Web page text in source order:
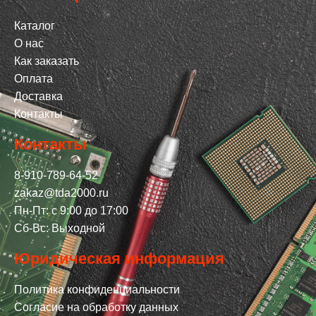
Каталог
О нас
Как заказать
Оплата
Доставка
Контакты
Контакты
8-910-789-64-52
zakaz@tda2000.ru
Пн-Пт: с 9:00 до 17:00
Сб-Вс: Выходной
Юридическая информация
Политика конфиденциальности
Согласие на обработку данных